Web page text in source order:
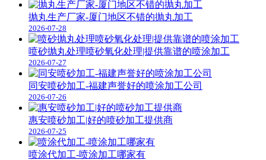
抛丸生产厂家-厦门地区不错的抛丸加工
2026-07-28
喷砂抛丸处理喷砂氧化处理|提供靠谱的喷涂加工
2026-07-27
同安喷砂加工-福建声誉好的喷涂加工公司
2026-07-26
惠安喷砂加工|好的喷砂加工提供商
2026-07-25
喷涂代加工-喷涂加工哪家有